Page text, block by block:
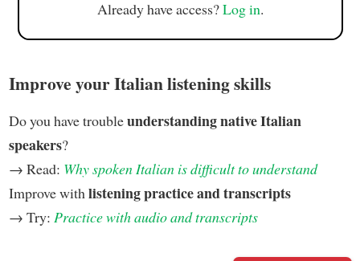
Already have access?Log in.
Improve your Italian listening skills
Do you have troubleunderstanding native Italian
speakers?
→ Read: Why spoken Italian is difficult to understand
Improve with listening practice and transcripts
→ Try: Practice with audio and transcripts